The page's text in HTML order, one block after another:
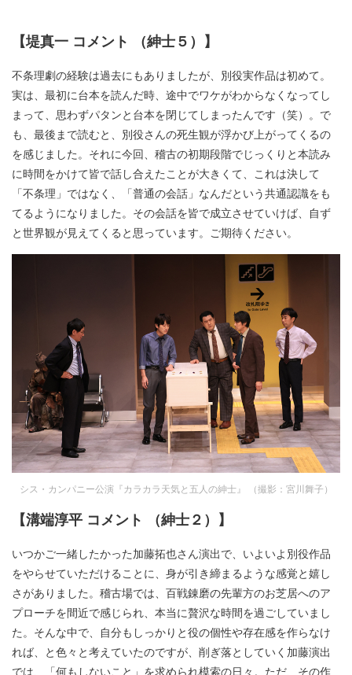
【堤真一 コメント （紳士５）】
不条理劇の経験は過去にもありましたが、別役実作品は初めて。
実は、最初に台本を読んだ時、途中でワケがわからなくなってし
まって、思わずパタンと台本を閉じてしまったんです（笑）。で
も、最後まで読むと、別役さんの死生観が浮かび上がってくるの
を感じました。それに今回、稽古の初期段階でじっくりと本読み
に時間をかけて皆で話し合えたことが大きくて、これは決して
「不条理」ではなく、「普通の会話」なんだという共通認識をも
てるようになりました。その会話を皆で成立させていけば、自ず
と世界観が見えてくると思っています。ご期待ください。
シス・カンパニー公演『カラカラ天気と五人の紳士』 （撮影：宮川舞子）
【溝端淳平 コメント （紳士２）】
いつかご一緒したかった加藤拓也さん演出で、いよいよ別役作品
をやらせていただけることに、身が引き締まるような感覚と嬉し
さがありました。稽古場では、百戦錬磨の先輩方のお芝居へのア
プローチを間近で感じられ、本当に贅沢な時間を過ごしていまし
た。そんな中で、自分もしっかりと役の個性や存在感を作らなけ
れば、と色々と考えていたのですが、削ぎ落としていく加藤演出
では、「何もしないこと」を求められ模索の日々。ただ、その作